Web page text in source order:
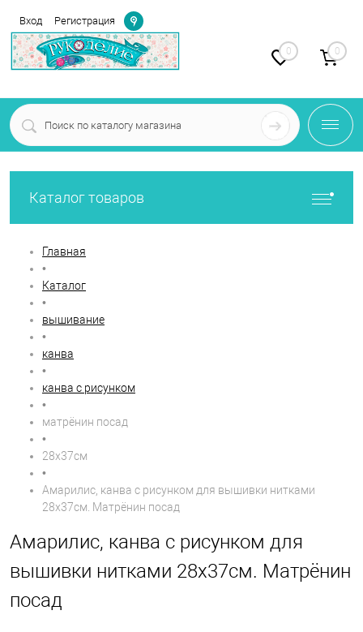
Вход Регистрация
Определение
0 0
Каталог товаров
Главная
•
Каталог
•
вышивание
•
канва
•
канва с рисунком
•
матрёнин посад
•
28х37см
•
Амарилис, канва с рисунком для вышивки нитками
28х37см. Матрёнин посад
Амарилис, канва с рисунком для
вышивки нитками 28х37см. Матрёнин
посад